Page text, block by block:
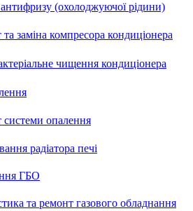
антифризу (охолоджуючої рідини)
заміна компресора кондиціонера
чищення кондиціонера
системи опалення
радіатора печі
ГБО
та ремонт газового обладнання